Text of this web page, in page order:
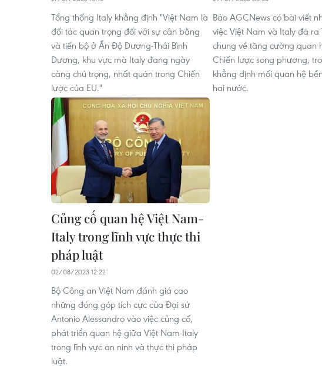
Tổng thống Italy khẳng định "Việt Nam là
đối tác quan trọng đối với sự cân bằng
và tiến bộ ở Ấn Độ Dương-Thái Bình
Dương, khu vực mà Italy đang ngày
càng chú trọng, nhất quán trong Chiến
lược của EU."
Báo AGCNews có bài viết
việc Việt Nam và Italy đã ra
chung về tăng cường quan
Chiến lược song phương,
khẳng định mối quan hệ
hai nước.
Củng cố quan hệ Việt Nam-
Italy trong lĩnh vực thực thi
pháp luật
02/08/2023 12:22
Bộ Công an Việt Nam đánh giá cao
những đóng góp tích cực của Đại sứ
Antonio Alessandro vào việc củng cố,
phát triển quan hệ giữa Việt Nam-Italy
trong lĩnh vực an ninh và thực thi pháp
luật.